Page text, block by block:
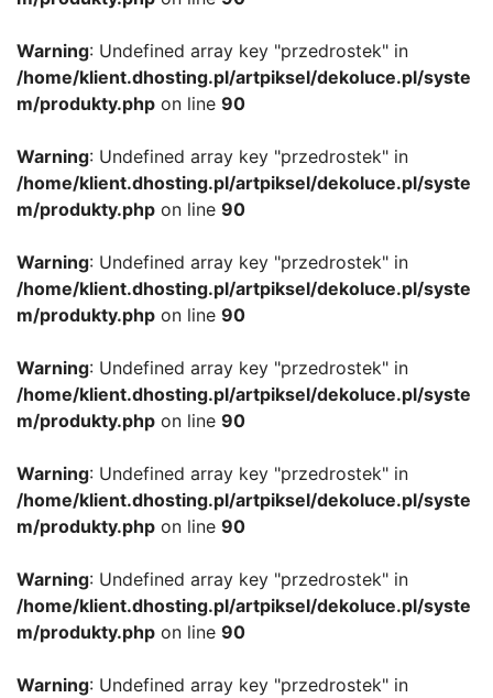
Warning: Undefined array key "przedrostek" in
/home/klient.dhosting.pl/artpiksel/dekoluce.pl/syste
m/produkty.php on line 90
Warning: Undefined array key "przedrostek" in
/home/klient.dhosting.pl/artpiksel/dekoluce.pl/syste
m/produkty.php on line 90
Warning: Undefined array key "przedrostek" in
/home/klient.dhosting.pl/artpiksel/dekoluce.pl/syste
m/produkty.php on line 90
Warning: Undefined array key "przedrostek" in
/home/klient.dhosting.pl/artpiksel/dekoluce.pl/syste
m/produkty.php on line 90
Warning: Undefined array key "przedrostek" in
/home/klient.dhosting.pl/artpiksel/dekoluce.pl/syste
m/produkty.php on line 90
Warning: Undefined array key "przedrostek" in
/home/klient.dhosting.pl/artpiksel/dekoluce.pl/syste
m/produkty.php on line 90
Warning: Undefined array key "przedrostek" in